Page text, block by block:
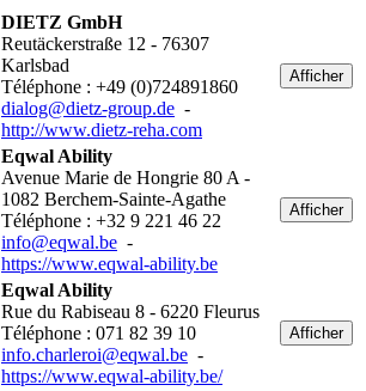
DIETZ GmbH
Reutäckerstraße 12 - 76307
Karlsbad
Téléphone : +49 (0)724891860
dialog@dietz-group.de -
http://www.dietz-reha.com
Afficher
Eqwal Ability
Avenue Marie de Hongrie 80 A -
1082 Berchem-Sainte-Agathe
Téléphone : +32 9 221 46 22
info@eqwal.be -
https://www.eqwal-ability.be
Afficher
Eqwal Ability
Rue du Rabiseau 8 - 6220 Fleurus
Téléphone : 071 82 39 10
info.charleroi@eqwal.be -
https://www.eqwal-ability.be/
Afficher